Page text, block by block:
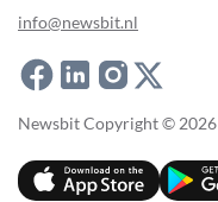
info@newsbit.nl
Newsbit Copyright © 2026